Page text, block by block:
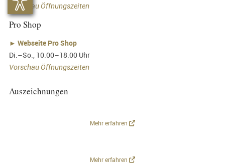
Vorschau Öffnungszeiten
Pro Shop
► Webseite Pro Shop
Di.–So., 10.00–18.00 Uhr
Vorschau Öffnungszeiten
Auszeichnungen
Mehr erfahren
Mehr erfahren